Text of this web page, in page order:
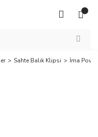
Sahte Balık Klipsi İma